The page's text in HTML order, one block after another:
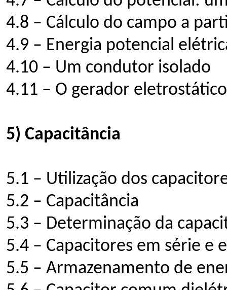
4.8 – Cálculo do campo a
4.9 – Energia potencial
4.10 – Um condutor isolado
4.11 – O gerador eletrostático
5) Capacitância
5.1 – Utilização dos
5.2 – Capacitância
5.3 – Determinação da
5.4 – Capacitores em série e
5.5 – Armazenamento de